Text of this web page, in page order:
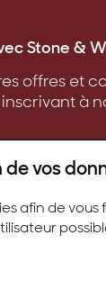
Stone &
offres et
à
de vos
afin de vous